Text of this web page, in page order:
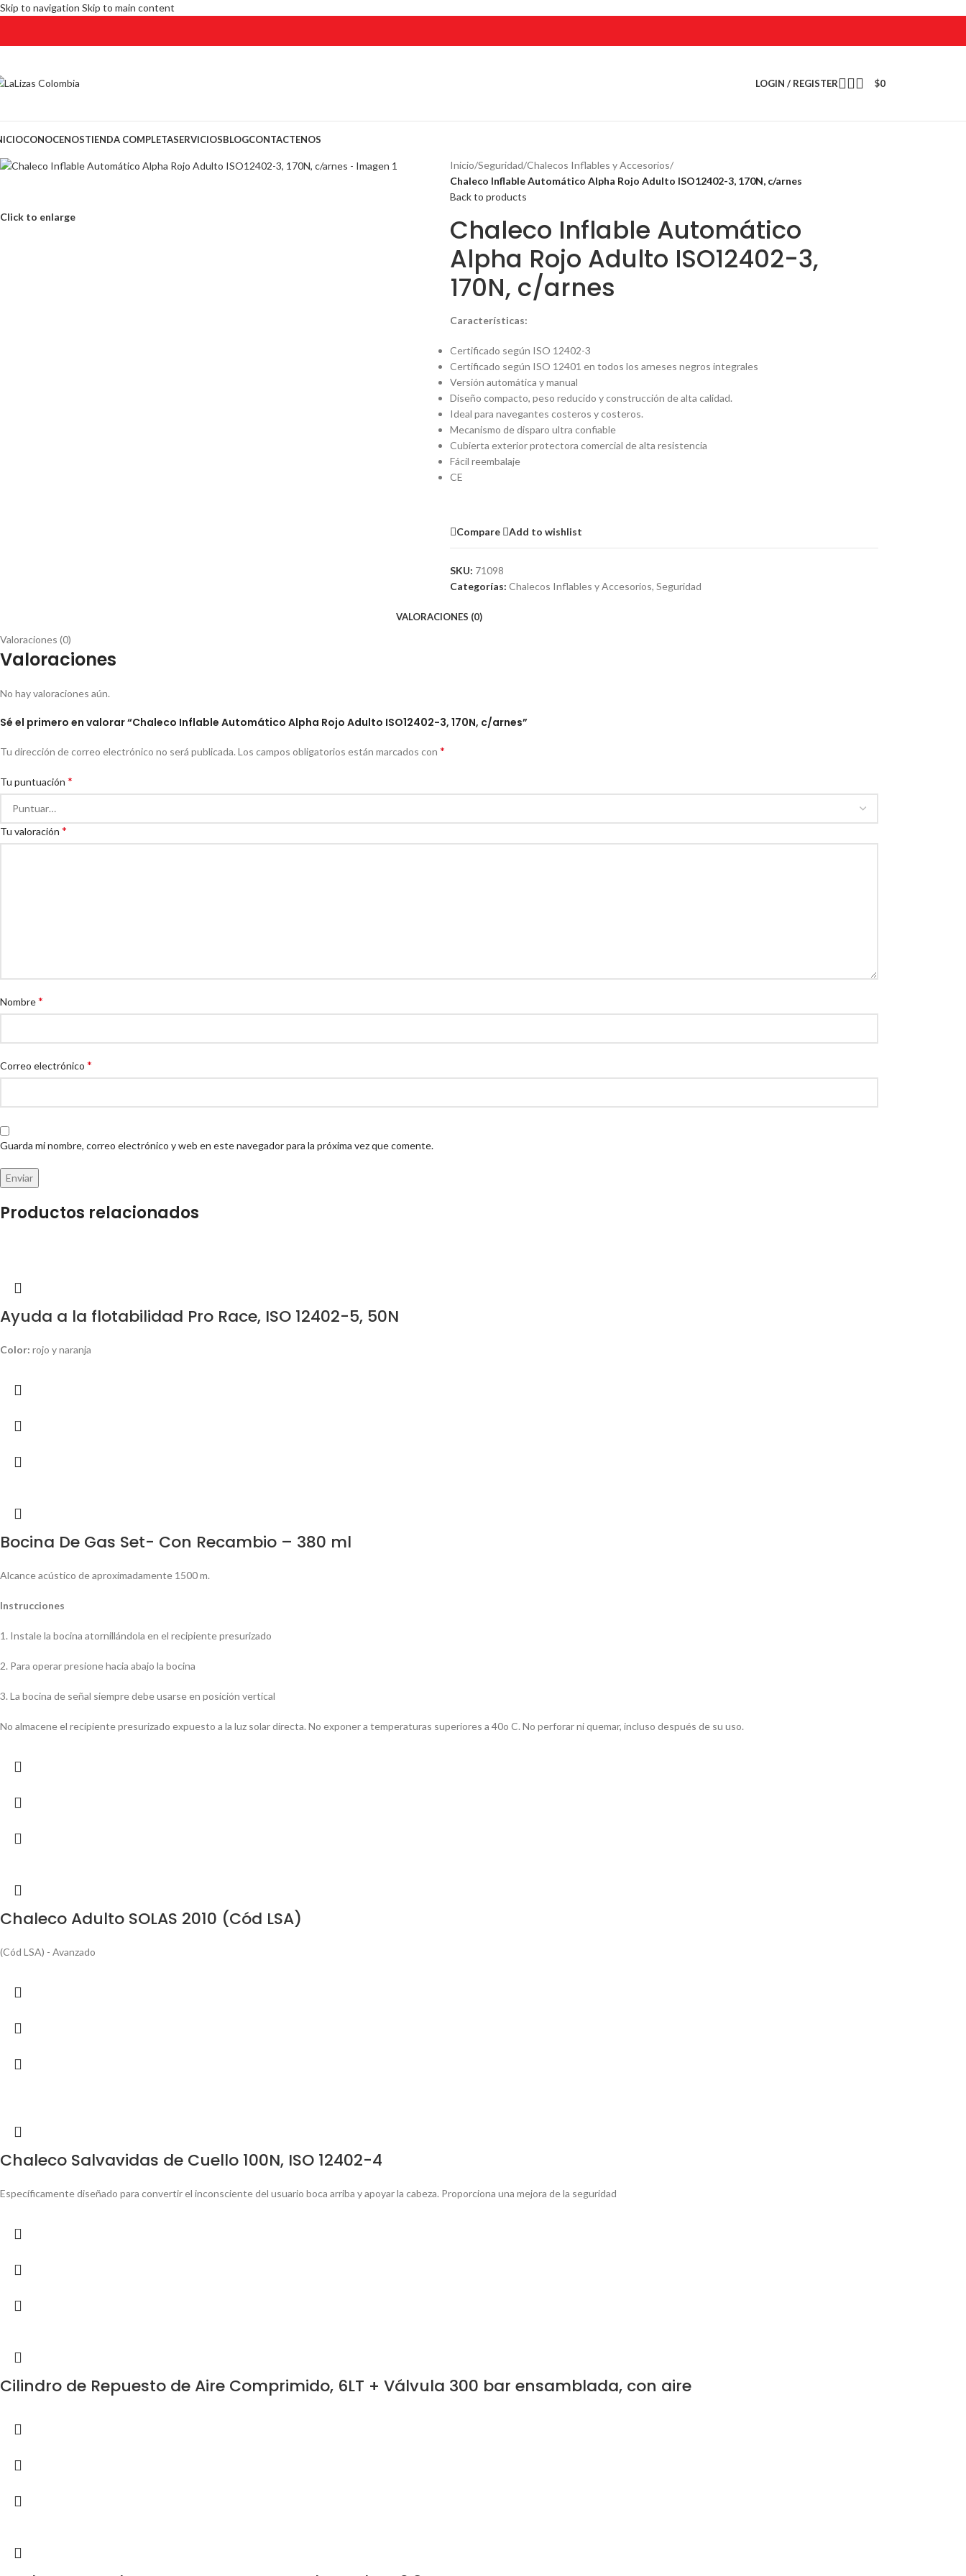
Skip to navigation Skip to main content
LOGIN / REGISTER $0
CONOCENOSTIENDA COMPLETASERVICIOSBLOGCONTACTENOS
Click to enlarge
Inicio/Seguridad/Chalecos Inflables y Accesorios/
Chaleco Inflable Automático Alpha Rojo Adulto ISO12402-3, 170N, c/arnes
Back to products
Chaleco Inflable Automático
Alpha Rojo Adulto ISO12402-3,
170N, c/arnes
Características:
Certificado según ISO 12402-3
Certificado según ISO 12401 en todos los arneses negros integrales
Versión automática y manual
Diseño compacto, peso reducido y construcción de alta calidad.
Ideal para navegantes costeros y costeros.
Mecanismo de disparo ultra confiable
Cubierta exterior protectora comercial de alta resistencia
Fácil reembalaje
CE
Compare Add to wishlist
SKU: 71098
Categorías: Chalecos Inflables y Accesorios, Seguridad
VALORACIONES (0)
Valoraciones (0)
Valoraciones
No hay valoraciones aún.
Sé el primero en valorar “Chaleco Inflable Automático Alpha Rojo Adulto ISO12402-3, 170N, c/arnes”
Tu dirección de correo electrónico no será publicada. Los campos obligatorios están marcados con *
Tu puntuación *
Tu valoración *
Nombre*
Correo electrónico *
Guarda mi nombre, correo electrónico y web en este navegador para la próxima vez que comente.
Productos relacionados
Ayuda a la flotabilidad Pro Race, ISO 12402-5, 50N
Color: rojo y naranja
Bocina De Gas Set- Con Recambio – 380 ml
Alcance acústico de aproximadamente 1500 m.
Instrucciones
1. Instale la bocina atornillándola en el recipiente presurizado
2. Para operar presione hacia abajo la bocina
3. La bocina de señal siempre debe usarse en posición vertical
No almacene el recipiente presurizado expuesto a la luz solar directa. No exponer a temperaturas superiores a 40o C. No perforar ni quemar, incluso después de su uso.
Chaleco Adulto SOLAS 2010 (Cód LSA)
(Cód LSA) - Avanzado
Chaleco Salvavidas de Cuello 100N, ISO 12402-4
Específicamente diseñado para convertir el inconsciente del usuario boca arriba y apoyar la cabeza. Proporciona una mejora de la seguridad
Cilindro de Repuesto de Aire Comprimido, 6LT + Válvula 300 bar ensamblada, con aire